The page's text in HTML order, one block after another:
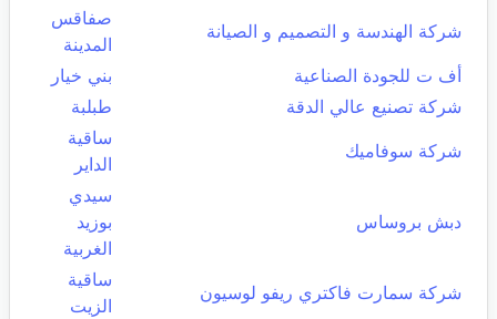
شركة الهندسة و التصميم و الصيانة
صفاقس
المدينة
أف ت للجودة الصناعية
بني خيار
شركة تصنيع عالي الدقة
طبلبة
شركة سوفاميك
ساقية
الداير
دبش بروساس
سيدي
بوزيد
الغربية
شركة سمارت فاكتري ريفو لوسيون
ساقية
الزيت